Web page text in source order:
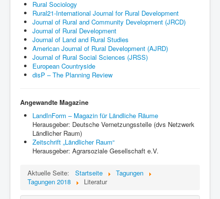
Rural Sociology
Rural21-International Journal for Rural Development
Journal of Rural and Community Development (JRCD)
Journal of Rural Development
Journal of Land and Rural Studies
American Journal of Rural Development (AJRD)
Journal of Rural Social Sciences (JRSS)
European Countryside
disP – The Planning Review
Angewandte Magazine
LandInForm – Magazin für Ländliche Räume
Herausgeber: Deutsche Vernetzungsstelle (dvs Netzwerk
Ländlicher Raum)
Zeitschrift „Ländlicher Raum“
Herausgeber: Agrarsoziale Gesellschaft e.V.
Aktuelle Seite: Startseite
Tagungen
Tagungen 2018
Literatur